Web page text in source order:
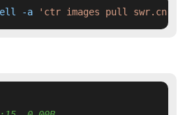
-a 'ctr images pull swr.cn-